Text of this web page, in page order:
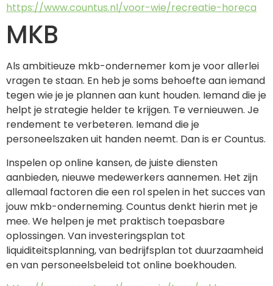
https://www.countus.nl/voor-wie/recreatie-horeca
MKB
Als ambitieuze mkb-ondernemer kom je voor allerlei
vragen te staan. En heb je soms behoefte aan iemand
tegen wie je je plannen aan kunt houden. Iemand die je
helpt je strategie helder te krijgen. Te vernieuwen. Je
rendement te verbeteren. Iemand die je
Inspelen op online kansen, de juiste diensten
aanbieden, nieuwe medewerkers aannemen. Het zijn
allemaal factoren die een rol spelen in het succes van
jouw mkb-onderneming. Countus denkt hierin met je
mee. We helpen je met praktisch toepasbare
oplossingen. Van investeringsplan tot
liquiditeitsplanning, van bedrijfsplan tot duurzaamheid
en van personeelsbeleid tot online boekhouden.